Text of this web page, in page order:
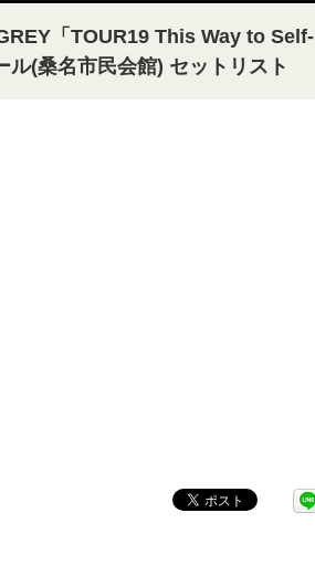
「TOUR19 This Way to Self-
(桑名市民会館) セットリスト